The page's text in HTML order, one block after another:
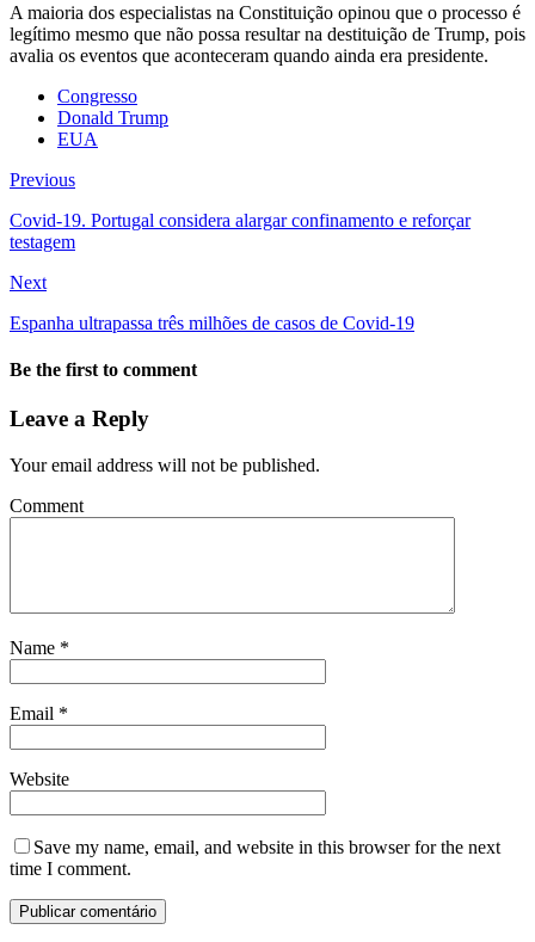
A maioria dos especialistas na Constituição opinou que o processo é
legítimo mesmo que não possa resultar na destituição de Trump, pois
avalia os eventos que aconteceram quando ainda era presidente.
Congresso
Donald Trump
EUA
Previous
Covid-19. Portugal considera alargar confinamento e reforçar
testagem
Next
Espanha ultrapassa três milhões de casos de Covid-19
Be the first to comment
Leave a Reply
Your email address will not be published.
Comment
Name *
Email *
Website
Save my name, email, and website in this browser for the next
time I comment.